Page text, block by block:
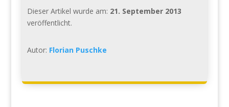
Dieser Artikel wurde am: 21. September 2013
veröffentlicht.
Autor: Florian Puschke